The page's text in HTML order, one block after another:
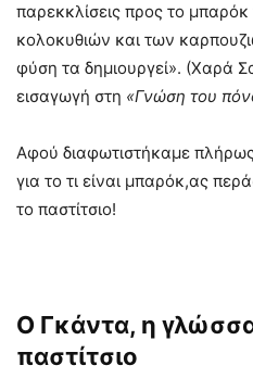
παρεκκλίσεις προς το
κολοκυθιών και των
φύση τα δημιουργεί». (Χαρά
εισαγωγή στη «Γνώση του
Αφού διαφωτιστήκαμε
για το τι είναι μπαρόκ,ας
το παστίτσιο!
Ο Γκάντα, η
παστίτσιο